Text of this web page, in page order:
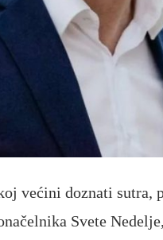
većini doznati sutra,
Svete Nedelje,